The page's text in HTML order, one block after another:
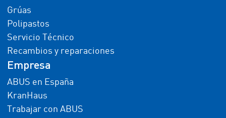
Grúas
Polipastos
Servicio Técnico
Recambios y reparaciones
Empresa
ABUS en España
KranHaus
Trabajar con ABUS